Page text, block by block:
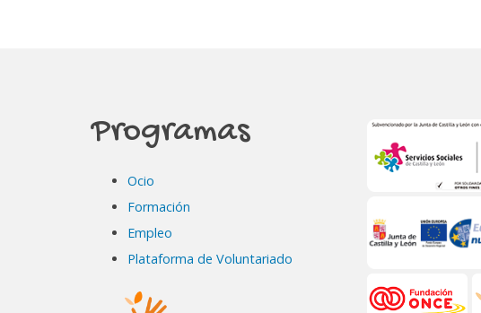
Programas
Ocio
Formación
Empleo
Plataforma de Voluntariado